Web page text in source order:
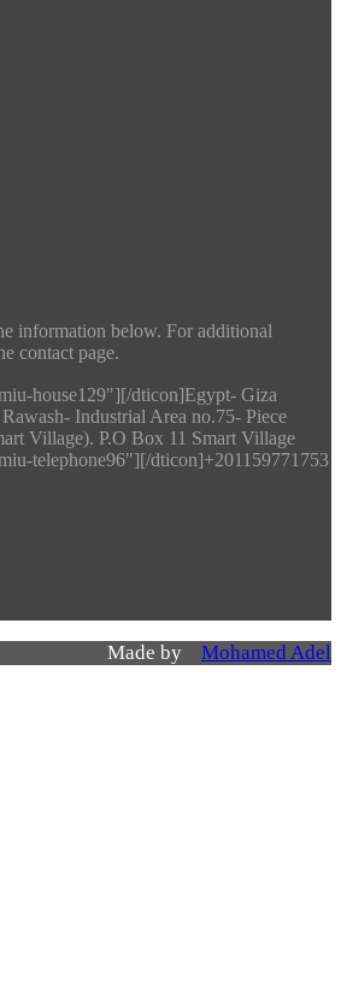
information below. For additional
contact page.
house129"][/dticon]Egypt- Giza
Industrial Area no.75- Piece
Village). P.O Box 11 Smart Village
telephone96"][/dticon]+201159771753
Made by Mohamed Adel